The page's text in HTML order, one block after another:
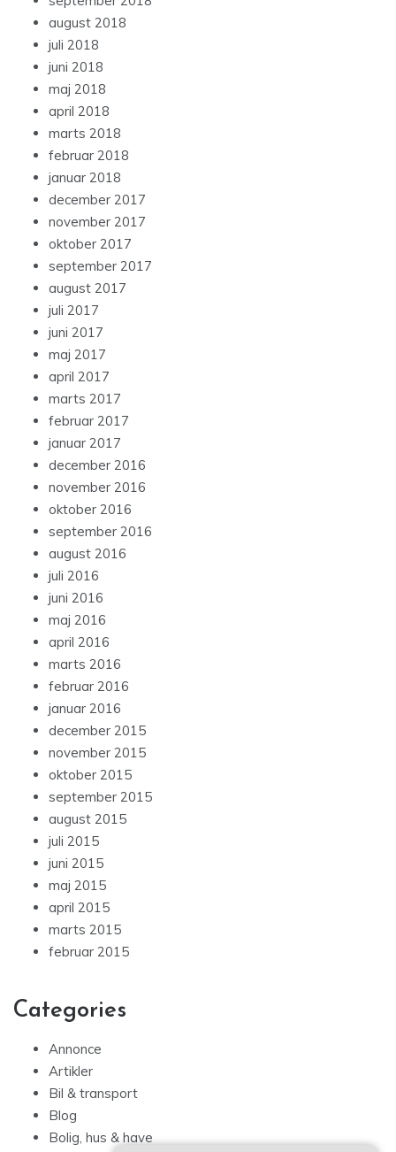
august 2018
juli 2018
juni 2018
maj 2018
april 2018
marts 2018
februar 2018
januar 2018
december 2017
november 2017
oktober 2017
september 2017
august 2017
juli 2017
juni 2017
maj 2017
april 2017
marts 2017
februar 2017
januar 2017
december 2016
november 2016
oktober 2016
september 2016
august 2016
juli 2016
juni 2016
maj 2016
april 2016
marts 2016
februar 2016
januar 2016
december 2015
november 2015
oktober 2015
september 2015
august 2015
juli 2015
juni 2015
maj 2015
april 2015
marts 2015
februar 2015
Categories
Annonce
Artikler
Bil & transport
Blog
Bolig, hus & have